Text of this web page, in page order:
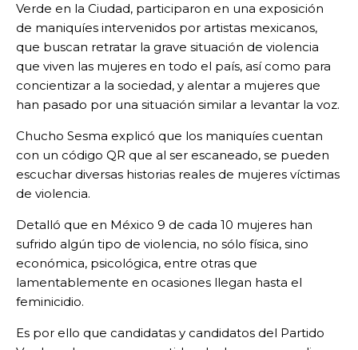
Verde en la Ciudad, participaron en una exposición
de maniquíes intervenidos por artistas mexicanos,
que buscan retratar la grave situación de violencia
que viven las mujeres en todo el país, así como para
concientizar a la sociedad, y alentar a mujeres que
han pasado por una situación similar a levantar la voz.
Chucho Sesma explicó que los maniquíes cuentan
con un código QR que al ser escaneado, se pueden
escuchar diversas historias reales de mujeres víctimas
de violencia.
Detalló que en México 9 de cada 10 mujeres han
sufrido algún tipo de violencia, no sólo física, sino
económica, psicológica, entre otras que
lamentablemente en ocasiones llegan hasta el
feminicidio.
Es por ello que candidatas y candidatos del Partido